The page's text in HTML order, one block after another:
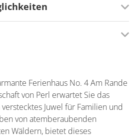
geeignet
Ferienhaus No. 4 Am Rande
von Perl erwartet Sie das
Juwel für Familien und
von atemberaubenden
Wäldern, bietet dieses